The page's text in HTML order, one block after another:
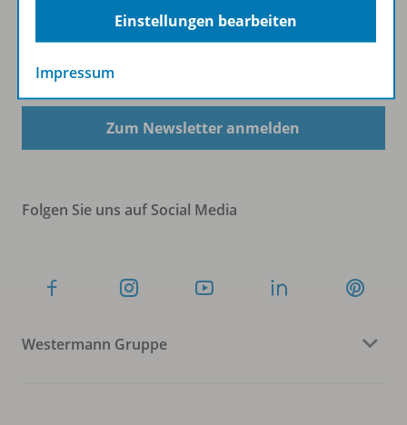
Sofort profitieren
Zum Newsletter anmelden
Folgen Sie uns auf Social Media
Westermann Gruppe
Einstellungen bearbeiten
Impressum